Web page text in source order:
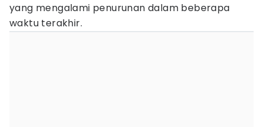
yang mengalami penurunan dalam beberapa
waktu terakhir.